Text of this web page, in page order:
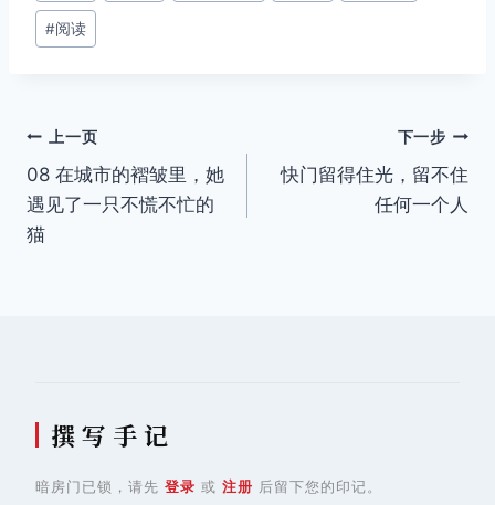
签：
#阅读
文
章
导
上一页
08 在城市的褶皱里，她
遇见了一只不慌不忙的
猫
下一步
快门留得住光，留不住
任何一个人
撰 写 手 记
暗房门已锁，请先 登录 或 注册 后留下您的印记。